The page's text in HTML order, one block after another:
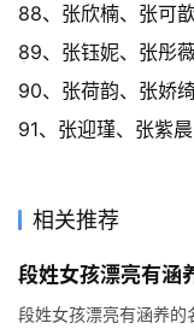
88、张欣楠、张可
89、张钰妮、张彤
90、张荷韵、张娇
91、张迎瑾、张紫
相关推荐
段姓女孩漂亮有涵
段姓女孩漂亮有涵养的